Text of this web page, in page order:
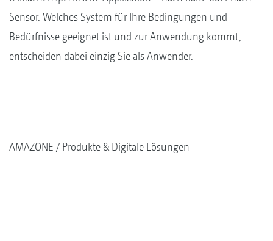
Sensor. Welches System für Ihre Bedingungen und
Bedürfnisse geeignet ist und zur Anwendung kommt,
entscheiden dabei einzig Sie als Anwender.
AMAZONE Produkte & Digitale Lösungen